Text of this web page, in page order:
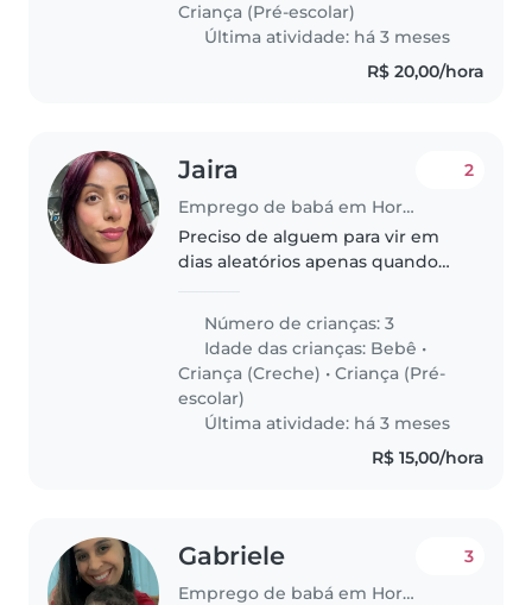
Criança (Pré-escolar)
Última atividade: há 3 meses
R$ 20,00/hora
Jaira
Emprego de babá em Hortolândia
2
Preciso de alguem para vir em
dias aleatórios apenas quando
cidade, estou querendo sai a
noite e preciso de alguem para
olhar os pequenos enquanto..
Número de crianças: 3
Idade das crianças: Bebê •
Criança (Creche) •Criança (Pré-
escolar)
Última atividade: há 3 meses
R$ 15,00/hora
Gabriele
Emprego de babá em Hortolândia
3